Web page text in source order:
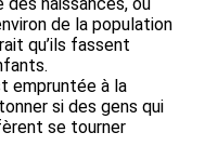
de la population
qu’ils fassent
empruntée à la
si des gens qui
se tourner